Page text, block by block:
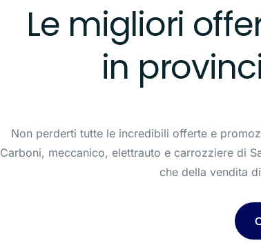
Le migliori
in
Non perderti tutte le incredibili offerte e
Carboni, meccanico, elettrauto e carrozziere di
che della vendita